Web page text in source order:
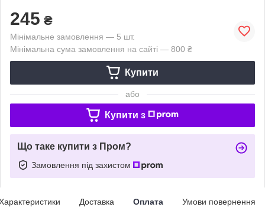
245 ₴
Мінімальне замовлення — 5 шт.
Мінімальна сума замовлення на сайті — 800 ₴
Купити
або
Купити з
Що таке купити з Пром?
Замовлення під захистом
Доставка Оплата Умови повернення